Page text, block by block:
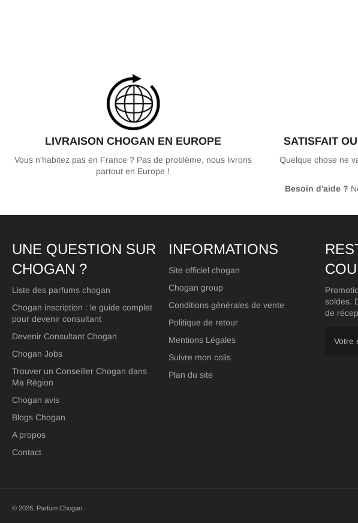
LIVRAISON CHOGAN EN EUROPE
Vous n'habitez pas en France ? Pas de problème, nous livrons
partout en Europe !
SATISFAIT
Quelque chose ne
Besoin d'aide ?
UNE QUESTION SUR
CHOGAN ?
Liste des parfums chogan
Chogan inscription : le guide complet
pour devenir consultant
Devenir Consultant Chogan
Chogan Jobs
Trouver un Conseiller Chogan dans
Ma Région
Chogan avis
Blogs Chogan
A propos
Contact
INFORMATIONS
Site officiel chogan
Chogan group
Conditions générales de vente
Politique de retour
Mentions Légales
Suivre mon colis
Plan du site
soldes.
de
© 2026, Parfum Chogan.